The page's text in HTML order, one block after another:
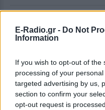
E-Radio.gr - Do Not
Information
If you wish to opt-out of
processing of your
targeted advertising by us,
section to confirm your
opt-out request is
Επιπλέον, διεθνείς
της Wagner, μπορεί
βάση για να
καταστροφικό χτύπημα
στο Κίεβο.